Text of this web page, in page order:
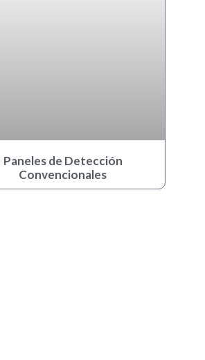
Paneles de Detección
Convencionales